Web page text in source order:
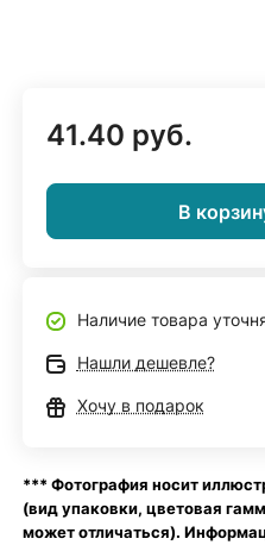
41.40 руб.
В
Наличие товара
Нашли дешевле?
Хочу в подарок
*** Фотография носит
(вид упаковки, цветовая
может отличаться).